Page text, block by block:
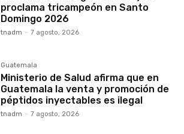
proclama tricampeón en Santo
Domingo 2026
tnadm - 7 agosto, 2026
Guatemala
Ministerio de Salud afirma que en
Guatemala la venta y promoción de
péptidos inyectables es ilegal
tnadm - 7 agosto, 2026